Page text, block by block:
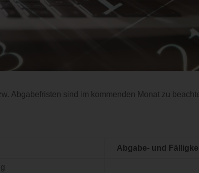
Abgabefristen sind im kommenden Monat zu
Abgabe- und